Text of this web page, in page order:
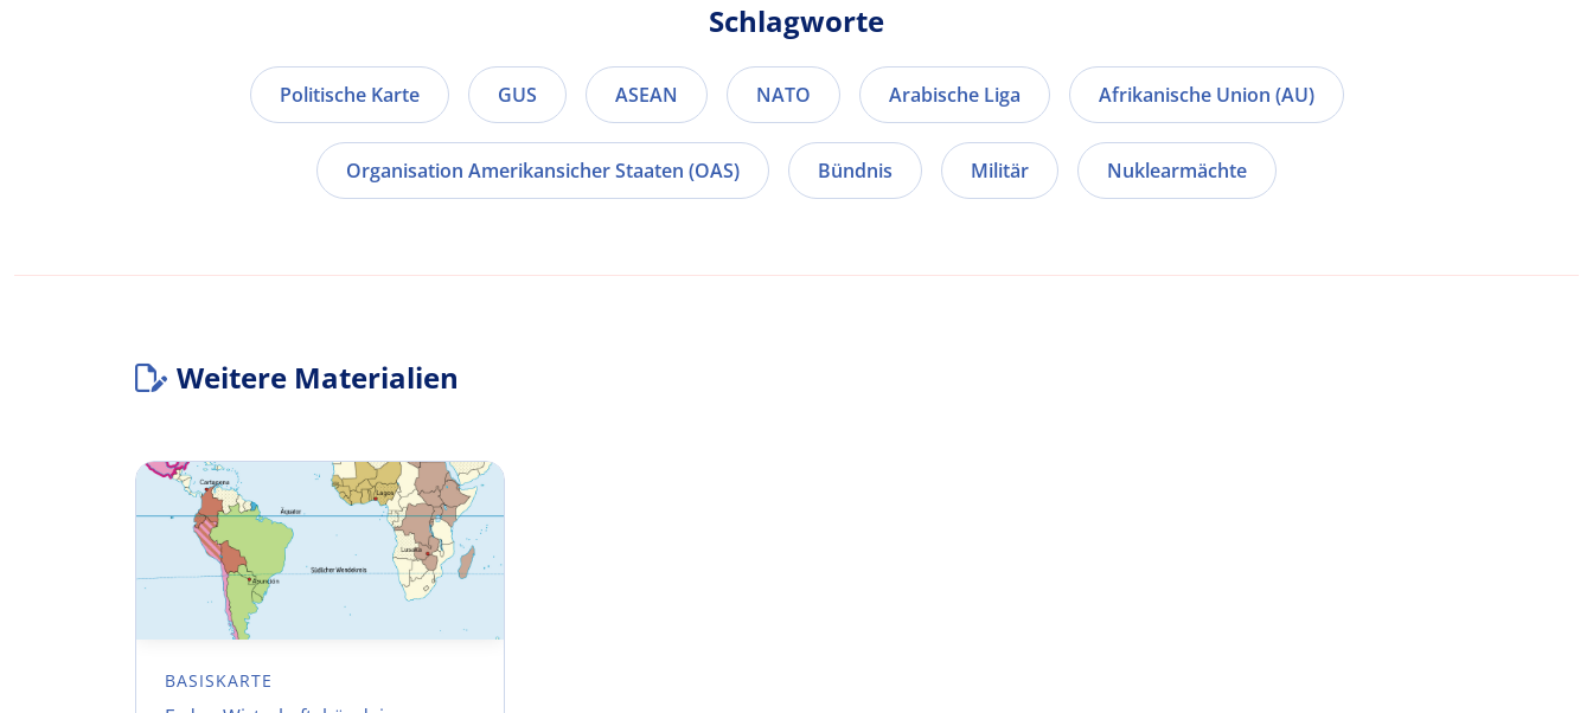
Schlagworte
Politische Karte GUS ASEAN NATO Arabische Liga Afrikanische Union (AU)
Organisation Amerikansicher Staaten (OAS) Bündnis Militär Nuklearmächte
Weitere Materialien
BASISKARTE